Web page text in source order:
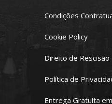
Condições
Cookie Policy
Direito de Rescisão
Política de
Entrega Gratuita